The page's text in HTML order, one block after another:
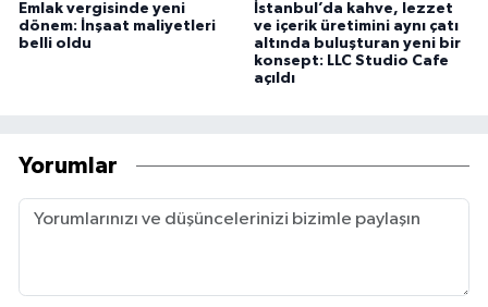
Emlak vergisinde yeni
dönem: İnşaat maliyetleri
belli oldu
İstanbul’da kahve, lezzet
ve içerik üretimini aynı çatı
altında buluşturan yeni bir
konsept: LLC Studio Cafe
açıldı
Yorumlar